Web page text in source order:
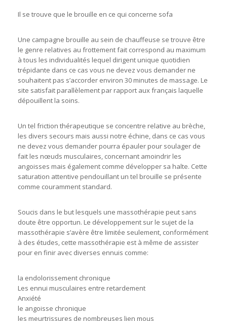
Il se trouve que le brouille en ce qui concerne sofa
Une campagne brouille au sein de chauffeuse se trouve être
le genre relatives au frottement fait correspond au maximum
à tous les individualités lequel dirigent unique quotidien
trépidante dans ce cas vous ne devez vous demander ne
souhaitent pas s’accorder environ 30 minutes de massage. Le
site satisfait parallèlement par rapport aux français laquelle
dépouillent la soins.
Un tel friction thérapeutique se concentre relative au brèche,
les divers secours mais aussi notre échine, dans ce cas vous
ne devez vous demander pourra épauler pour soulager de
fait les nœuds musculaires, concernant amoindrir les
angoisses mais également comme développer sa halte. Cette
saturation attentive pendouillant un tel brouille se présente
comme couramment standard.
Soucis dans le but lesquels une massothérapie peut sans
doute être opportun. Le développement sur le sujet de la
massothérapie s’avère être limitée seulement, conformément
à des études, cette massothérapie est à même de assister
pour en finir avec diverses ennuis comme:
la endolorissement chronique
Les ennui musculaires entre retardement
Anxiété
le angoisse chronique
les meurtrissures de nombreuses lien mous